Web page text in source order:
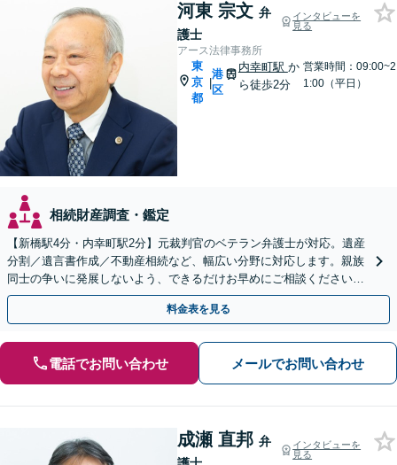
河東 宗文 弁
護士
インタビューを
見る
アース法律事務所
東
京
都
|
港
区
内幸町駅 か
ら徒歩2分
営業時間：09:00~2
1:00（平日）
相続財産調査・鑑定
【新橋駅4分・内幸町駅2分】元裁判官のベテラン弁護士が対応。遺産
分割／遺言書作成／不動産相続など、幅広い分野に対応します。親族
同士の争いに発展しないよう、できるだけお早めにご相談ください。
【初回相談無料】【全国対応可能】
料金表を見る
電話でお問い合わせ メールでお問い合わせ
成瀬 直邦 弁
インタビューを
見る